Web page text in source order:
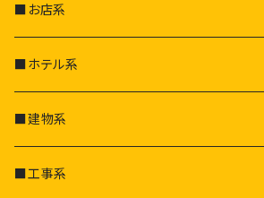
トラック
列車
重機
その他
お酒／タバコ
家電・家具
日用品
ファッション
電気会社
工業会社
建築会社
その他会社
■お店系
■ホテル系
■建物系
■工事系